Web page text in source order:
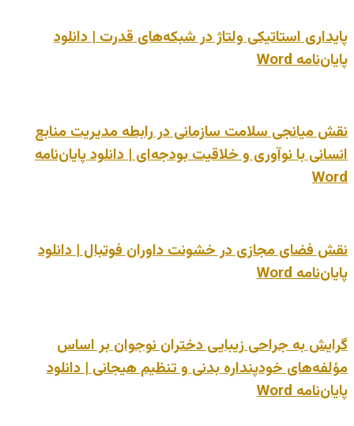
پایداری استاتیکی ولتاژ در شبکه‌های قدرت | دانلود
پایان‌نامه Word
نقش میانجی سلامت سازمانی در رابطه مدیریت منابع
انسانی با نوآوری و خلاقیت بودجه‌ای | دانلود پایان‌نامه
Word
نقش فضای مجازی در خشونت داوران فوتبال | دانلود
پایان‌نامه Word
گرایش به جراحی زیبایی دختران نوجوان بر اساس
مؤلفه‌های خودپنداره بدنی و تنظیم هیجانی | دانلود
پایان‌نامه Word